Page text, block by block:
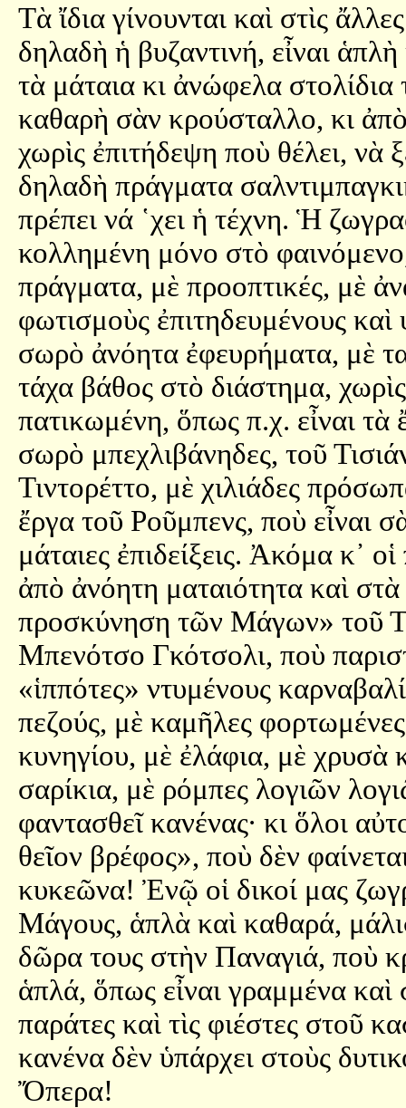
Τὰ ἴδια γίνουνται καὶ στὶς
δηλαδὴ ἡ βυζαντινή, εἶναι
τὰ μάταια κι ἀνώφελα στολίδια
καθαρὴ σὰν κρούσταλλο, κι
χωρὶς ἐπιτήδεψη ποὺ θέλει, νὰ
δηλαδὴ πράγματα
πρέπει νά ῾χει ἡ τέχνη. Ἡ
κολλημένη μόνο στὸ
πράγματα, μὲ προοπτικές, μὲ
φωτισμοὺς ἐπιτηδευμένους
σωρὸ ἀνόητα ἐφευρήματα, μὲ
τάχα βάθος στὸ διάστημα,
πατικωμένη, ὅπως π.χ. εἶναι
σωρὸ μπεχλιβάνηδες, τοῦ
Τιντορέττο, μὲ χιλιάδες
ἔργα τοῦ Ροῦμπενς, ποὺ εἶναι
μάταιες ἐπιδείξεις. Ἀκόμα κ᾿ οἱ
ἀπὸ ἀνόητη ματαιότητα καὶ
προσκύνηση τῶν Μάγων» τοῦ
Μπενότσο Γκότσολι, ποὺ
«ἱππότες» ντυμένους
πεζούς, μὲ καμῆλες
κυνηγίου, μὲ ἐλάφια, μὲ χρυσὰ
σαρίκια, μὲ ρόμπες λογιῶν
φαντασθεῖ κανένας· κι ὅλοι
θεῖον βρέφος», ποὺ δὲν
κυκεῶνα! Ἐνῷ οἱ δικοί μας
Μάγους, ἁπλὰ καὶ καθαρά,
δῶρα τους στὴν Παναγιά, ποὺ
ἁπλά, ὅπως εἶναι γραμμένα καὶ
παράτες καὶ τὶς φιέστες στοῦ
κανένα δὲν ὑπάρχει στοὺς
Ὄπερα!